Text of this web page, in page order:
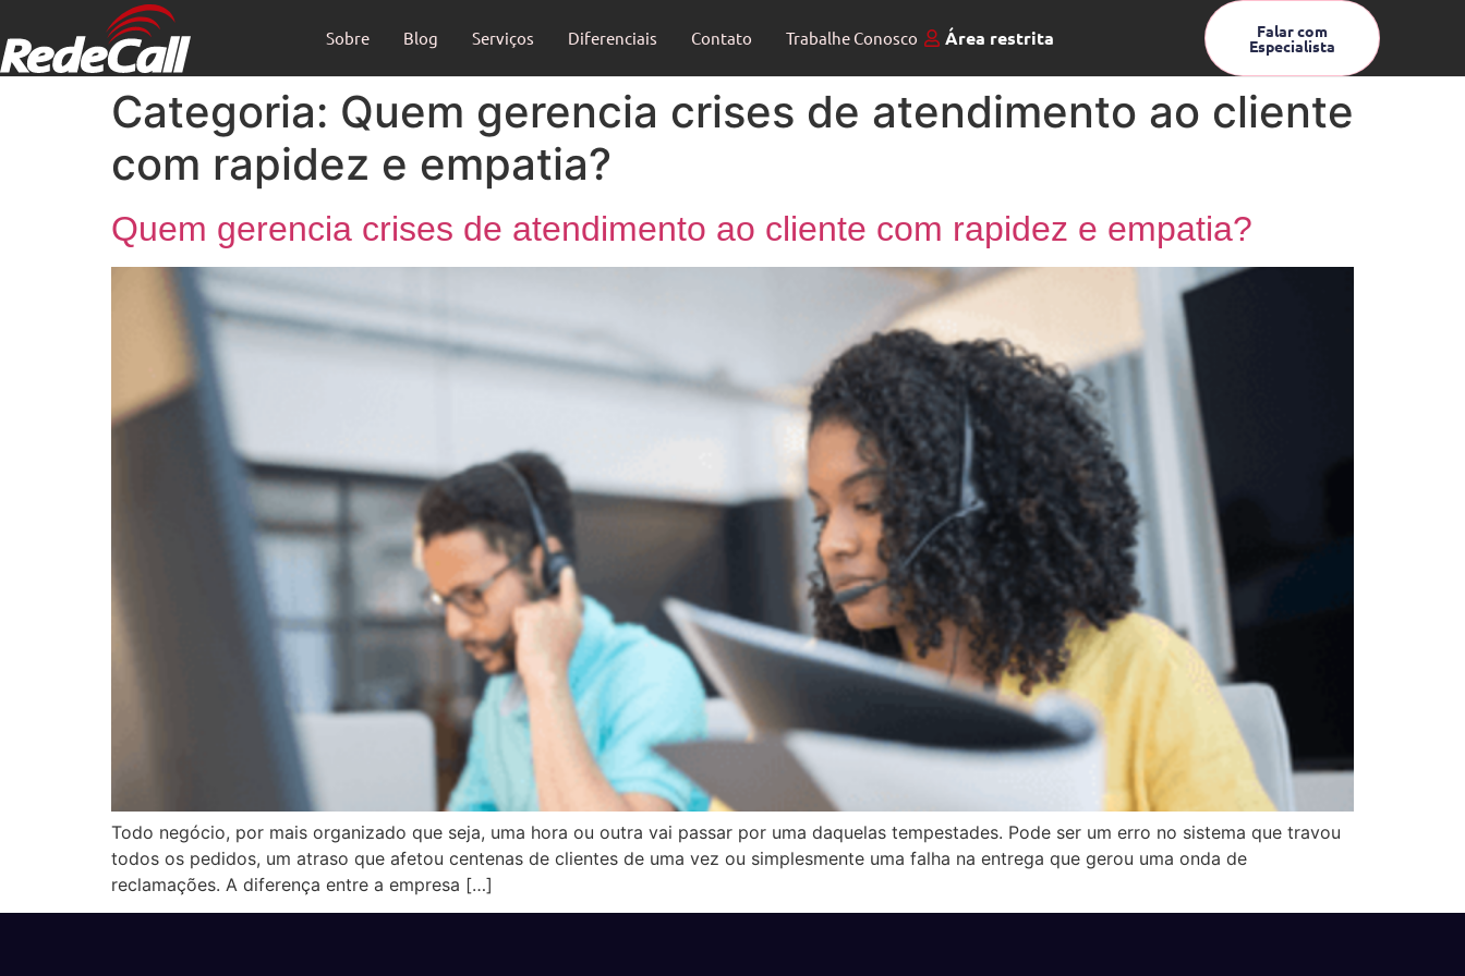
Sobre Blog Serviços Diferenciais Contato Trabalhe Conosco Área restrita Falar com
Especialista
Categoria: Quem gerencia crises de atendimento ao cliente
com rapidez e empatia?
Quem gerencia crises de atendimento ao cliente com rapidez e empatia?
Todo negócio, por mais organizado que seja, uma hora ou outra vai passar por uma daquelas tempestades. Pode ser um erro no sistema que travou
todos os pedidos, um atraso que afetou centenas de clientes de uma vez ou simplesmente uma falha na entrega que gerou uma onda de
reclamações. A diferença entre a empresa […]